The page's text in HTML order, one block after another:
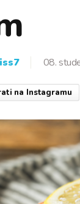
08.
na Instagramu